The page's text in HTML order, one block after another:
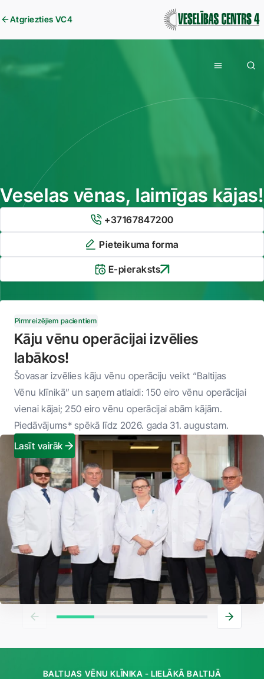
Atgriezties VC4
Veselas vēnas, laimīgas kājas!
+37167847200
Pieteikuma forma
E-pieraksts
Pirmreizējiem pacientiem
Kāju vēnu operācijai izvēlies
labākos!
Šovasar izvēlies kāju vēnu operāciju veikt “Baltijas
Vēnu klīnikā” un saņem atlaidi: 150 eiro vēnu operācijai
vienai kājai; 250 eiro vēnu operācijai abām kājām.
Piedāvājums* spēkā līdz 2026. gada 31. augustam.
Lasīt vairāk
BALTIJAS VĒNU KLĪNIKA - LIELĀKĀ BALTIJĀ